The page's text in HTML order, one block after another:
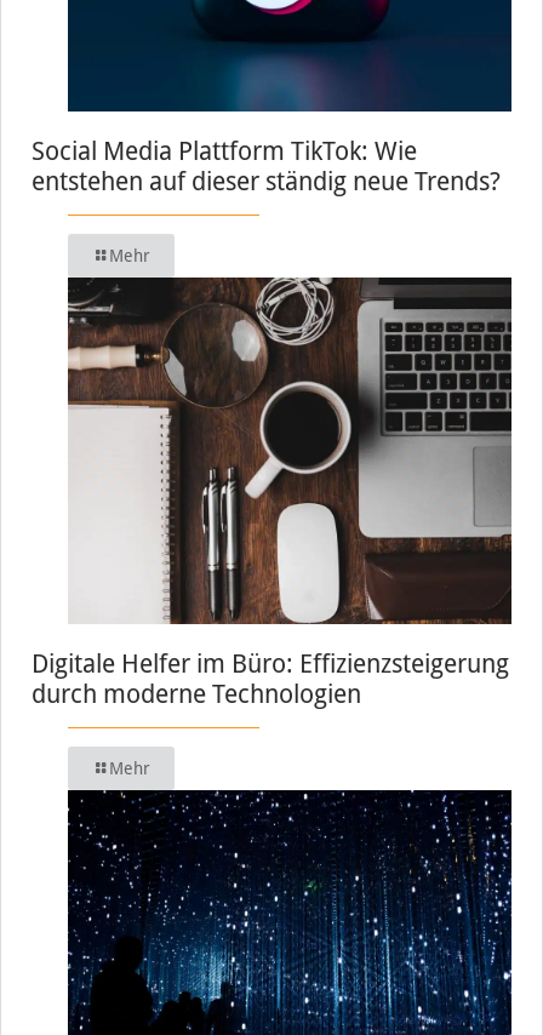
Social Media Plattform TikTok: Wie
entstehen auf dieser ständig neue Trends?
Mehr
Digitale Helfer im Büro: Effizienzsteigerung
durch moderne Technologien
Mehr